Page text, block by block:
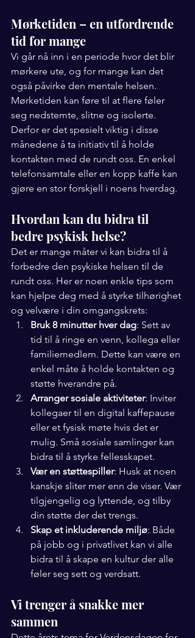
Mørketiden – en utfordrende
tid for mange
Vi går nå inn i en periode hvor det blir
mørkere ute, og for mange kan det
også påvirke den mentale helsen.
Mørketiden kan føre til at flere føler
seg nedstemte, slitne og isolerte.
Derfor er det spesielt viktig i disse
månedene å ta initiativ til å holde
kontakten med de rundt oss. En enkel
telefonsamtale eller en kopp kaffe kan
gjøre en stor forskjell i noens hverdag.
Hvordan kan du bidra til
bedre psykisk helse?
Det er mange måter vi kan bidra til å
forbedre den psykiske helsen til de
rundt oss. Her er noen enkle tips som
kan hjelpe deg med å styrke tilhørighet
og velvære i din omgangskrets:
Bruk 8 minutter hver dag: Sett av
tid til å ringe en venn, kollega eller
familiemedlem. Dette kan være en
enkel måte å holde kontakten og
støtte hverandre på.
Arranger sosiale aktiviteter: Inviter
kollegaer til en digital kaffepause
eller et fysisk møte hvis det er
mulig. Små sosiale samlinger kan
bidra til å styrke fellesskapet.
Vær en støttespiller: Husk at noen
kanskje sliter mer enn de viser. Vær
tilgjengelig og lyttende, og tilby
din støtte der det trengs.
Skap et inkluderende miljø: Både
på jobb og i privatlivet kan vi alle
bidra til å skape en kultur der alle
føler seg sett og verdsatt.
Vi trenger å snakke mer
sammen